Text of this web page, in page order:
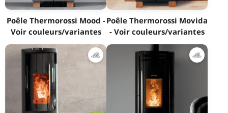
Poêle Thermorossi Mood -
Voir couleurs/variantes
Poêle Thermorossi Movida
- Voir couleurs/variantes